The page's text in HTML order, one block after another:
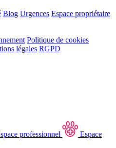
Blog Urgences Espace propriétaire
Politique de cookies
légales RGPD
professionnel
Espace